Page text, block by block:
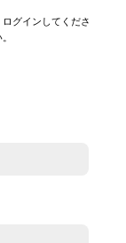
グインしてくださ